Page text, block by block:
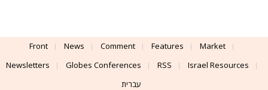
Front News Comment Features
Market
Newsletters
Globes Conferences RSS
Israel Resources
עברית